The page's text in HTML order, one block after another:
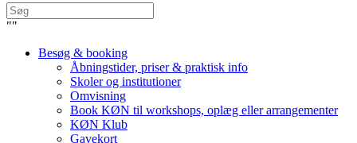
""
Besøg & booking
Åbningstider, priser & praktisk info
Skoler og institutioner
Omvisning
Book KØN til workshops, oplæg eller arrangementer
KØN Klub
Gavekort